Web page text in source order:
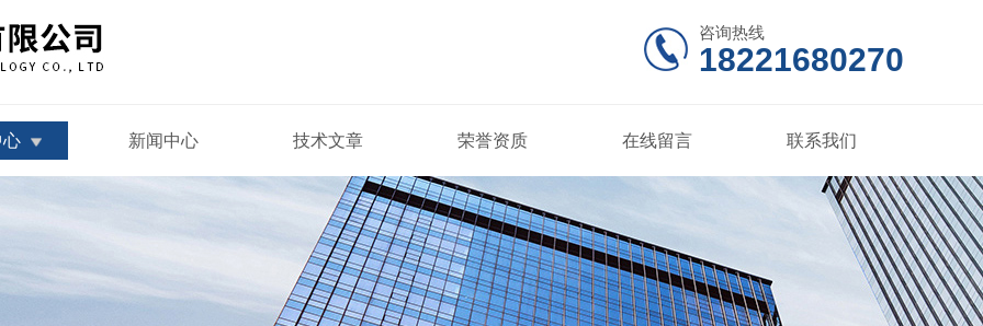
咨询热线
18221680270
心 新闻中心 技术文章 荣誉资质 在线留言 联系我们